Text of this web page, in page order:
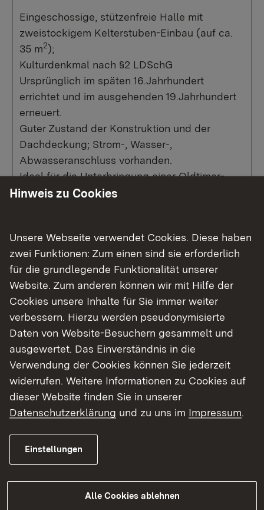
Eingeschossige, stützenfreie Halle mit
zweistockigem Kelterstuben-Einbau (auf ca.
35 m2);
Kulturdenkmal nach §2 LDSchG
Ursprünglich im späten 16.Jahrhundert
errichtet und im ausgehenden 19.Jahrhundert
erneuert.
Guter Zustand der Konstruktion und der
Dachdeckung; Strom-, Wasser-,
Abwasseranschluss vorhanden.
Ideal für die Unterbringung einer Oldtimer-
oder einer anderen Sammlung mit Platzbedarf.
Show larger version Show larger version
Show larger version Show larger version
Das Objekt
Hinweis zu Cookies
Unsere Webseite verwendet Cookies. Diese haben
zwei Funktionen: Zum einen sind sie erforderlich
für die grundlegende Funktionalität unserer
Website. Zum anderen können wir mit Hilfe der
Cookies unsere Inhalte für Sie immer weiter
verbessern. Hierzu werden pseudonymisierte
Daten von Website-Besuchern gesammelt und
ausgewertet. Das Einverständnis in die
Verwendung der Cookies können Sie jederzeit
widerrufen. Weitere Informationen zu Cookies auf
dieser Website finden Sie in unserer
Datenschutzerklärung und zu uns im Impressum.
Einstellungen
Alle Cookies ablehnen